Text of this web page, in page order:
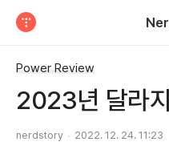
Power Review
2023년 달라
nerdstory 2022. 12. 24. 11:23